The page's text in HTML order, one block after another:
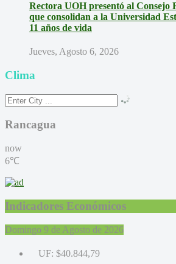
Rectora UOH presentó al Consejo
que consolidan a la Universidad
11 años de vida
Jueves, Agosto 6, 2026
Clima
Rancagua
now
6℃
Indicadores Económicos
Domingo 9 de Agosto de 2026
UF: $40.844,79